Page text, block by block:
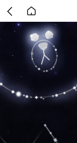
back
to
home